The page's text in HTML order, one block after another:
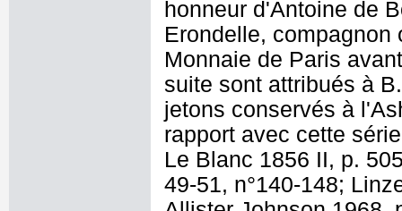
honneur d'Antoine de
Erondelle, compagnon
Monnaie de Paris
suite sont attribués à
jetons conservés à
rapport avec cette
Le Blanc 1856 II, p.
49-51, n°140-148;